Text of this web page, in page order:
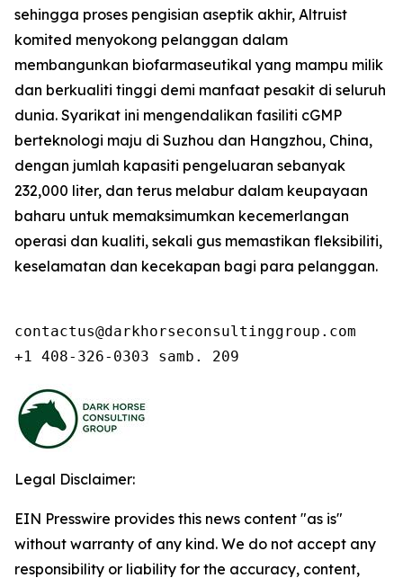
sehingga proses pengisian aseptik akhir, Altruist
komited menyokong pelanggan dalam
membangunkan biofarmaseutikal yang mampu milik
dan berkualiti tinggi demi manfaat pesakit di seluruh
dunia. Syarikat ini mengendalikan fasiliti cGMP
berteknologi maju di Suzhou dan Hangzhou, China,
dengan jumlah kapasiti pengeluaran sebanyak
232,000 liter, dan terus melabur dalam keupayaan
baharu untuk memaksimumkan kecemerlangan
operasi dan kualiti, sekali gus memastikan fleksibiliti,
keselamatan dan kecekapan bagi para pelanggan.
contactus@darkhorseconsultinggroup.com
+1 408-326-0303 samb. 209
Legal Disclaimer:
EIN Presswire provides this news content "as is"
without warranty of any kind. We do not accept any
responsibility or liability for the accuracy, content,